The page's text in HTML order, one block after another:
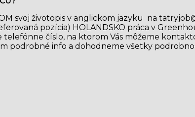
svoj životopis v anglickom jazyku na
pozícia) HOLANDSKO práca v
číslo, na ktorom Vás môžeme
podrobné info a dohodneme všetky